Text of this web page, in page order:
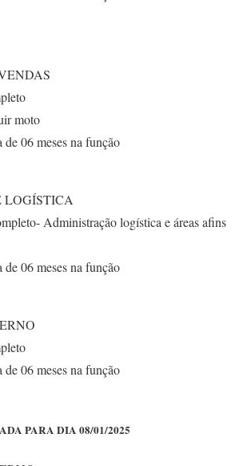
moto
06 meses na função
LOGÍSTICA
Administração logística e áreas afins
06 meses na função
06 meses na função
PARA DIA 08/01/2025